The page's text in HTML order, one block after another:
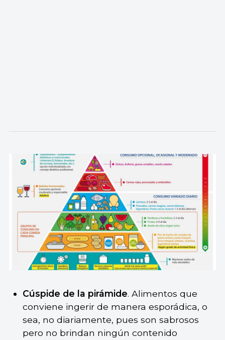
Cúspide de la pirámide. Alimentos que
conviene ingerir de manera esporádica, o
sea, no diariamente, pues son sabrosos
pero no brindan ningún contenido